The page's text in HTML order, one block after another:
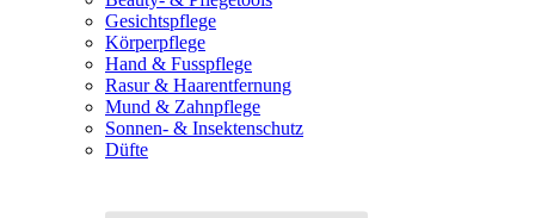
Gesichtspflege
Körperpflege
Hand & Fusspflege
Rasur & Haarentfernung
Mund & Zahnpflege
Sonnen- & Insektenschutz
Düfte